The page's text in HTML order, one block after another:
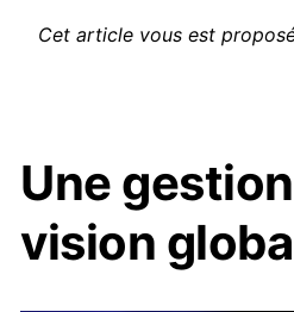
Cet article vous est
Une
vision